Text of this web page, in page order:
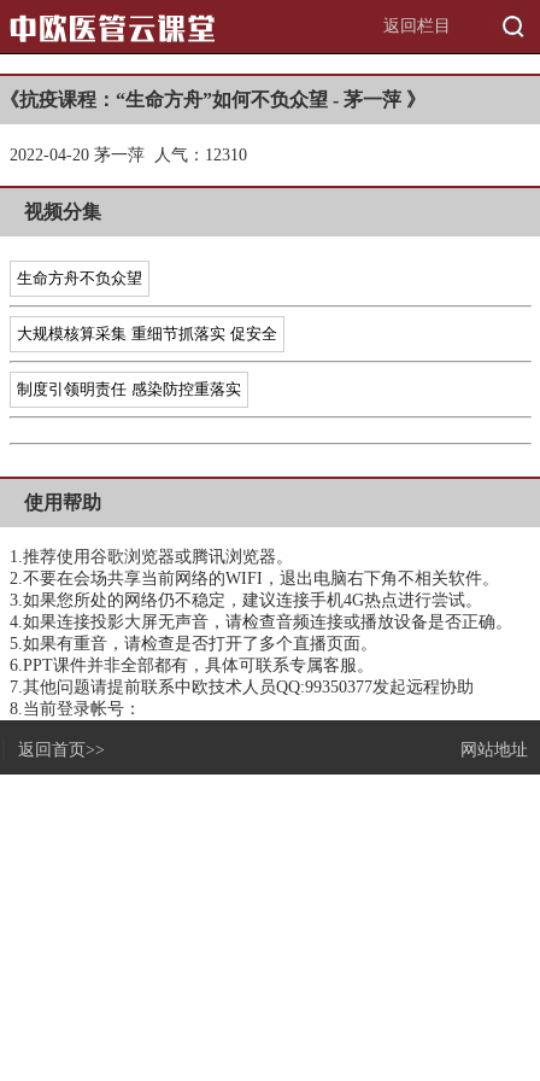
返回栏目
《抗疫课程：“生命方舟”如何不负众望 - 茅一萍 》
2022-04-20 茅一萍 人气：1 2310
视频分集
生命方舟不负众望
大规模核算采集 重细节抓落实 促安全
制度引领明责任 感染防控重落实
使用帮助
1.推荐使用谷歌浏览器或腾讯浏览器。
2.不要在会场共享当前网络的WIFI，退出电脑右下角不相关软件。
3.如果您所处的网络仍不稳定，建议连接手机4G热点进行尝试。
4.如果连接投影大屏无声音，请检查音频连接或播放设备是否正确。
5.如果有重音，请检查是否打开了多个直播页面。
6.PPT课件并非全部都有，具体可联系专属客服。
7.其他问题请提前联系中欧技术人员QQ:99350377发起远程协助
8.当前登录帐号：
返回首页>> 网站地址